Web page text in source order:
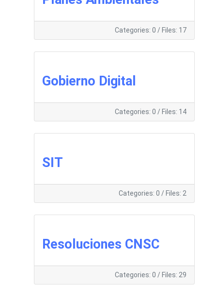
Categories: 0 / Files: 17
Gobierno Digital
Categories: 0 / Files: 14
SIT
Categories: 0 / Files: 2
Resoluciones CNSC
Categories: 0 / Files: 29